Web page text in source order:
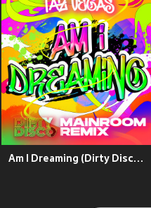
Am I Dreaming (Dirty Disco Mainroom Remix)